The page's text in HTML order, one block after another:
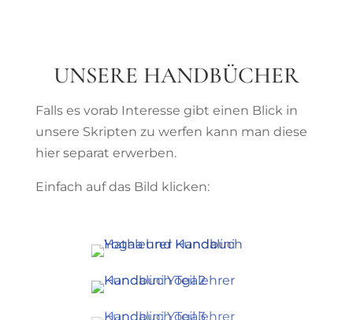
UNSERE HANDBÜCHER
Falls es vorab Interesse gibt einen Blick in
unsere Skripten zu werfen kann man diese
hier separat erwerben.
Einfach auf das Bild klicken: